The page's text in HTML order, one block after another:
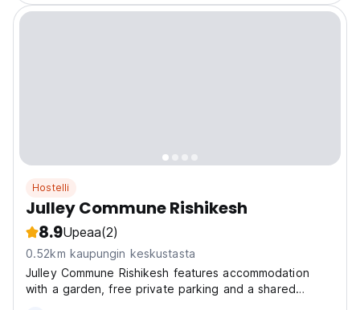
Hostelli
Julley Commune Rishikesh
8.9Upeaa(2)
0.52km kaupungin keskustasta
Julley Commune Rishikesh features accommodation
with a garden, free private parking and a shared